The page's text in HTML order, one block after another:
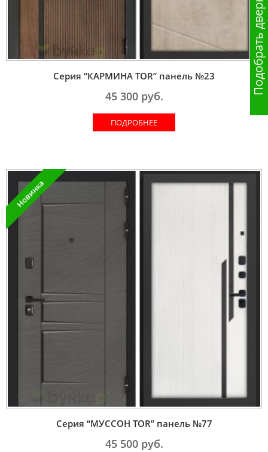
Серия “КАРМИНА TOR” панель №23
45 300руб.
ПОДРОБНЕЕ
Новинка
Серия “МУССОН TOR” панель №77
45 500руб.
Подобрать дверь